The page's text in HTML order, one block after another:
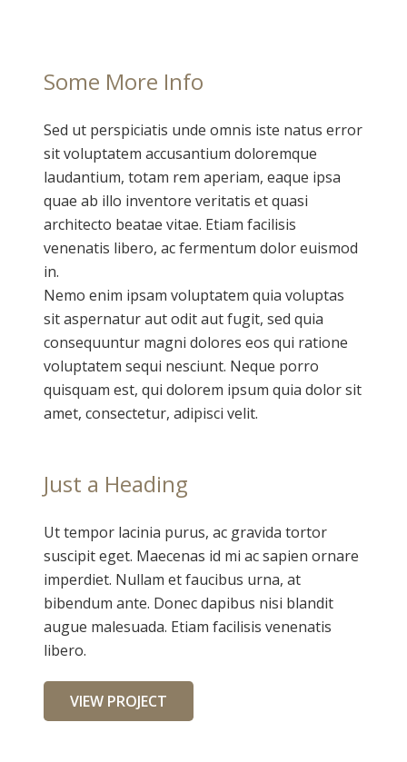
Some More Info
Sed ut perspiciatis unde omnis iste natus error
sit voluptatem accusantium doloremque
laudantium, totam rem aperiam, eaque ipsa
quae ab illo inventore veritatis et quasi
architecto beatae vitae. Etiam facilisis
venenatis libero, ac fermentum dolor euismod
in.
Nemo enim ipsam voluptatem quia voluptas
sit aspernatur aut odit aut fugit, sed quia
consequuntur magni dolores eos qui ratione
voluptatem sequi nesciunt. Neque porro
quisquam est, qui dolorem ipsum quia dolor sit
amet, consectetur, adipisci velit.
Just a Heading
Ut tempor lacinia purus, ac gravida tortor
suscipit eget. Maecenas id mi ac sapien ornare
imperdiet. Nullam et faucibus urna, at
bibendum ante. Donec dapibus nisi blandit
augue malesuada. Etiam facilisis venenatis
libero.
VIEW PROJECT